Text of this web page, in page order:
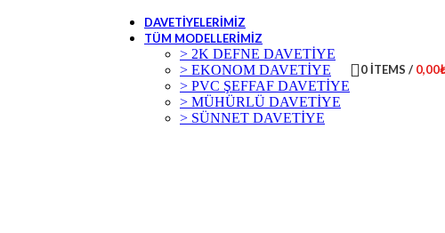
DAVETIYELERIMIZ
TÜM MODELLERIMIZ
> 2K DEFNE DAVETİYE
> EKONOM DAVETİYE
> PVC ŞEFFAF DAVETİYE
> MÜHÜRLÜ DAVETİYE
> SÜNNET DAVETİYE
0ITEMS / 0,00